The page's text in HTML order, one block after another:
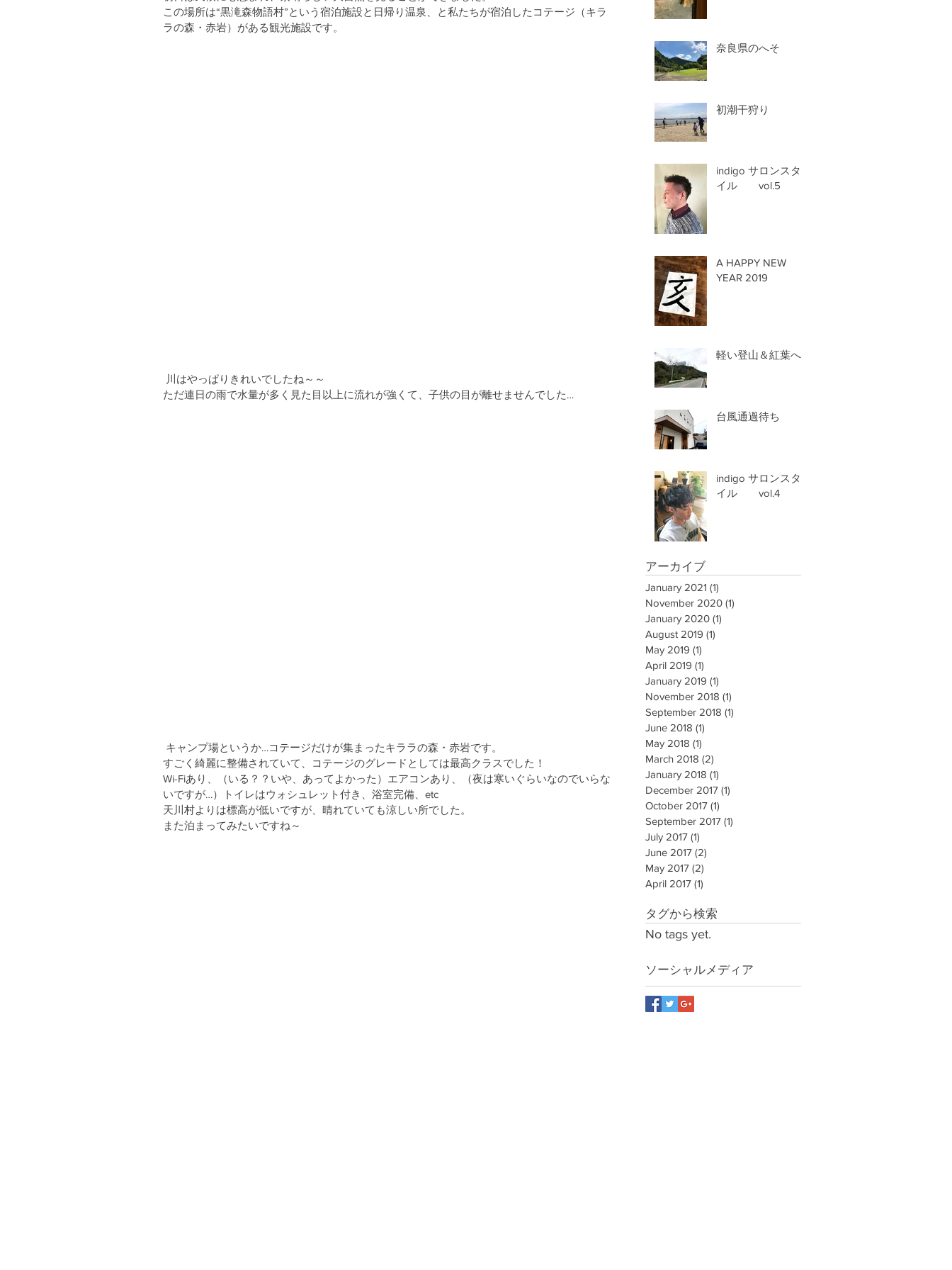
この場所は“黒滝森物語村”という宿泊施設と日帰り温泉、と私たちが宿泊したコテージ（キラ
ラの森・赤岩）がある観光施設です。
川はやっぱりきれいでしたね～～
ただ連日の雨で水量が多く見た目以上に流れが強くて、子供の目が離せませんでした…
キャンプ場というか…コテージだけが集まったキララの森・赤岩です。
すごく綺麗に整備されていて、コテージのグレードとしては最高クラスでした！
Wi-Fiあり、（いる？？いや、あってよかった）エアコンあり、（夜は寒いぐらいなのでいらな
いですが…）トイレはウォシュレット付き、浴室完備、etc
天川村よりは標高が低いですが、晴れていても涼しい所でした。
また泊まってみたいですね～
奈良県のへそ
初潮干狩り
indigo サロンスタ
イル vol.5
A HAPPY NEW
YEAR 2019
軽い登山＆紅葉へ
台風通過待ち
indigo サロンスタ
イル vol.4
アーカイブ
January 2021 (1)
November 2020 (1)
January 2020 (1)
August 2019 (1)
May 2019 (1)
April 2019 (1)
January 2019 (1)
November 2018 (1)
September 2018 (1)
June 2018 (1)
May 2018 (1)
March 2018 (2)
January 2018 (1)
December 2017 (1)
October 2017 (1)
September 2017 (1)
July 2017 (1)
June 2017 (2)
May 2017 (2)
April 2017 (1)
タグから検索
No tags yet.
ソーシャルメディア